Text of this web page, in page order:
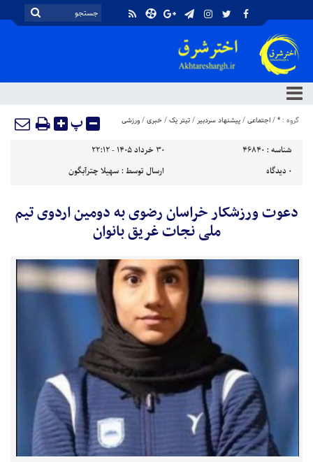
گروه : *
/اجتماعی/پیشنهاد سردبیر/تیتر یک/خبری/ورزشی پ
شناسه : 46840
۳۰ خرداد ۱۴۰۵ - ۲۲:۱۲
۰ دیدگاه ارسال توسط :سهیلا چترآبگون
دعوت ورزشکار خراسان رضوی به دومین اردوی تیم
ملی نجات غریق بانوان